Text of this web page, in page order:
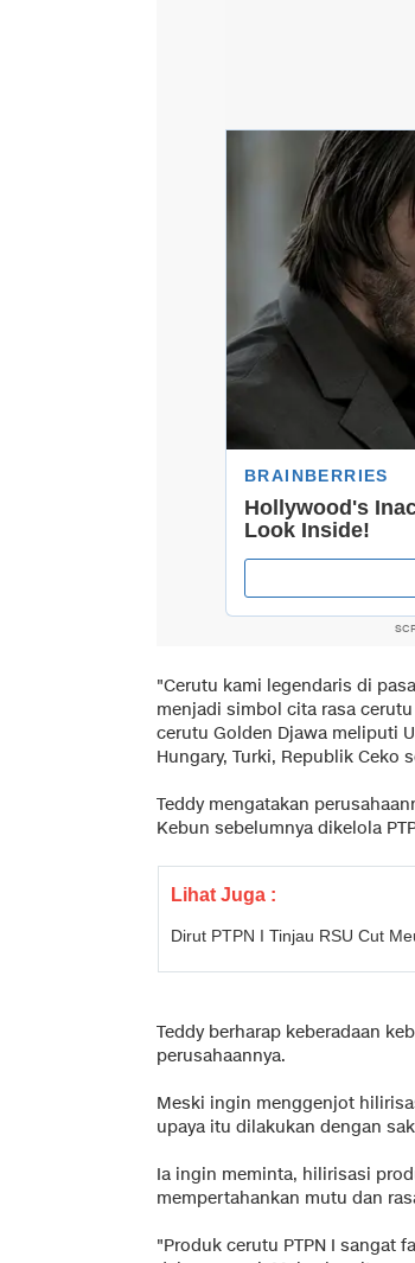
"Cerutu kami legendaris di
menjadi simbol cita rasa
cerutu Golden Djawa meliputi
Hungary, Turki, Republik Ceko
Teddy mengatakan
Kebun sebelumnya dikelola
Lihat Juga :
Dirut PTPN I Tinjau RSU Cut
Teddy berharap keberadaan
perusahaannya.
Meski ingin menggenjot
upaya itu dilakukan dengan
Ia ingin meminta, hilirisasi
mempertahankan mutu dan
"Produk cerutu PTPN I sangat